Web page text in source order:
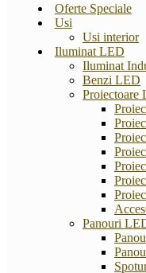
Oferte Speciale
Usi
Usi interior
Iluminat LED
Iluminat
Benzi LED
Proiectoare
Panouri